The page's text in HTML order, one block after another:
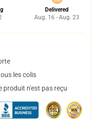
Delivered
Aug. 16 - Aug. 23
les colis
produit n'est pas reçu